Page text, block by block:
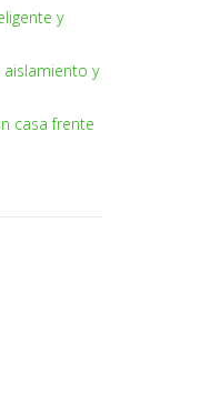
y
aislamiento y
casa frente